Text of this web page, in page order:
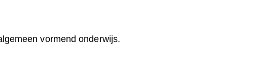
vormend onderwijs.